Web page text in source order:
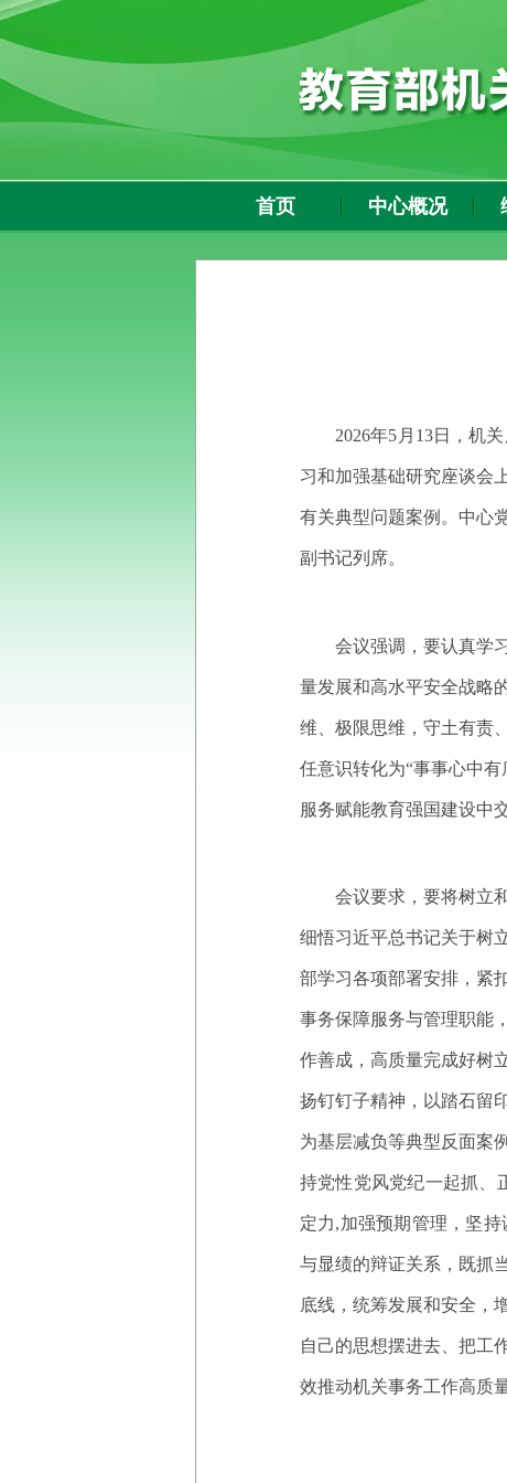
首页 中心概况
2026年5月13日，机
习和加强基础研究座谈会
有关典型问题案例。中心
副书记列席。
会议强调，要认真学
量发展和高水平安全战略
维、极限思维，守土有责
任意识转化为“事事心中
服务赋能教育强国建设中
会议要求，要将树立
细悟习近平总书记关于树
部学习各项部署安排，紧
事务保障服务与管理职能
作善成，高质量完成好树
扬钉钉子精神，以踏石留
为基层减负等典型反面案
持党性党风党纪一起抓、
定力,加强预期管理，坚
与显绩的辩证关系，既抓
底线，统筹发展和安全，
自己的思想摆进去、把工
效推动机关事务工作高质